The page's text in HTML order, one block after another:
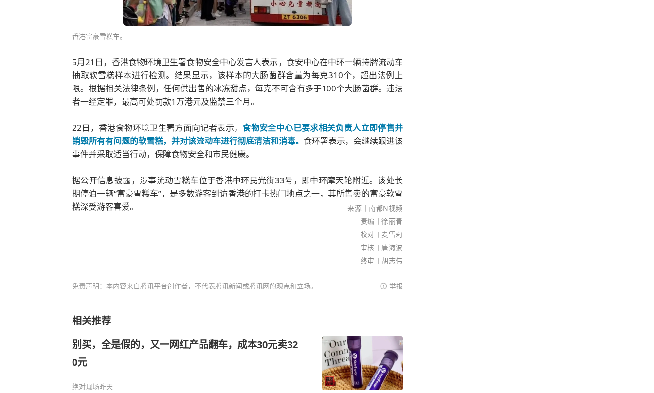
香港富豪雪糕车。
5月21日，香港食物环境卫生署食物安全中心发言人表示，食安中心在中环一辆持牌流动车
抽取软雪糕样本进行检测。结果显示，该样本的大肠菌群含量为每克310个，超出法例上
限。根据相关法律条例，任何供出售的冰冻甜点，每克不可含有多于100个大肠菌群。违法
者一经定罪，最高可处罚款1万港元及监禁三个月。
22日，香港食物环境卫生署方面向记者表示，食物安全中心已要求相关负责人立即停售并
销毁所有有问题的软雪糕，并对该流动车进行彻底清洁和消毒。 食环署表示，会继续跟进该
事件并采取适当行动，保障食物安全和市民健康。
据公开信息披露，涉事流动雪糕车位于香港中环民光街33号，即中环摩天轮附近。该处长
期停泊一辆“富豪雪糕车”，是多数游客到访香港的打卡热门地点之一，其所售卖的富豪软雪
糕深受游客喜爱。
来源丨 南都N视频
责编丨徐丽青
校对丨麦雪莉
审核丨唐海波
终审丨胡志伟
免责声明：本内容来自腾讯平台创作者，不代表腾讯新闻或腾讯网的观点和立场。 举报
相关推荐
别买，全是假的，又一网红产品翻车，成本30元卖32
0元
绝对现场昨天